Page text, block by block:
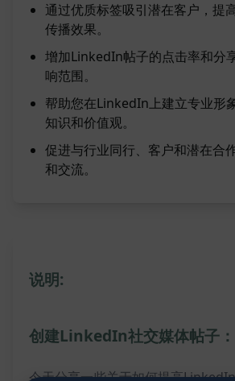
通过优质标签吸引潜在客户，提
传播效果。
增加LinkedIn帖子的点击率和分
响范围。
帮助您在LinkedIn上建立专业形
知识和价值观。
促进与行业同行、客户和潜在合
和交流。
说明:
创建LinkedIn社交媒体帖子：
今天分享一些关于如何提高